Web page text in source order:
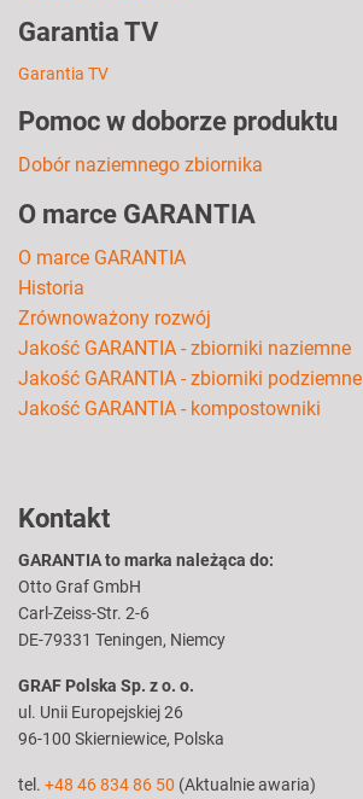
Garantia TV
Garantia TV
Pomoc w doborze produktu
Dobór naziemnego zbiornika
O marce GARANTIA
O marce GARANTIA
Historia
Zrównoważony rozwój
Jakość GARANTIA - zbiorniki naziemne
Jakość GARANTIA - zbiorniki podziemne
Jakość GARANTIA - kompostowniki
Kontakt
GARANTIA to marka należąca do:
Otto Graf GmbH
Carl-Zeiss-Str. 2-6
DE-79331 Teningen, Niemcy
GRAF Polska Sp. z o. o.
ul. Unii Europejskiej 26
96-100 Skierniewice, Polska
tel. +48 46 834 86 50 (Aktualnie awaria)